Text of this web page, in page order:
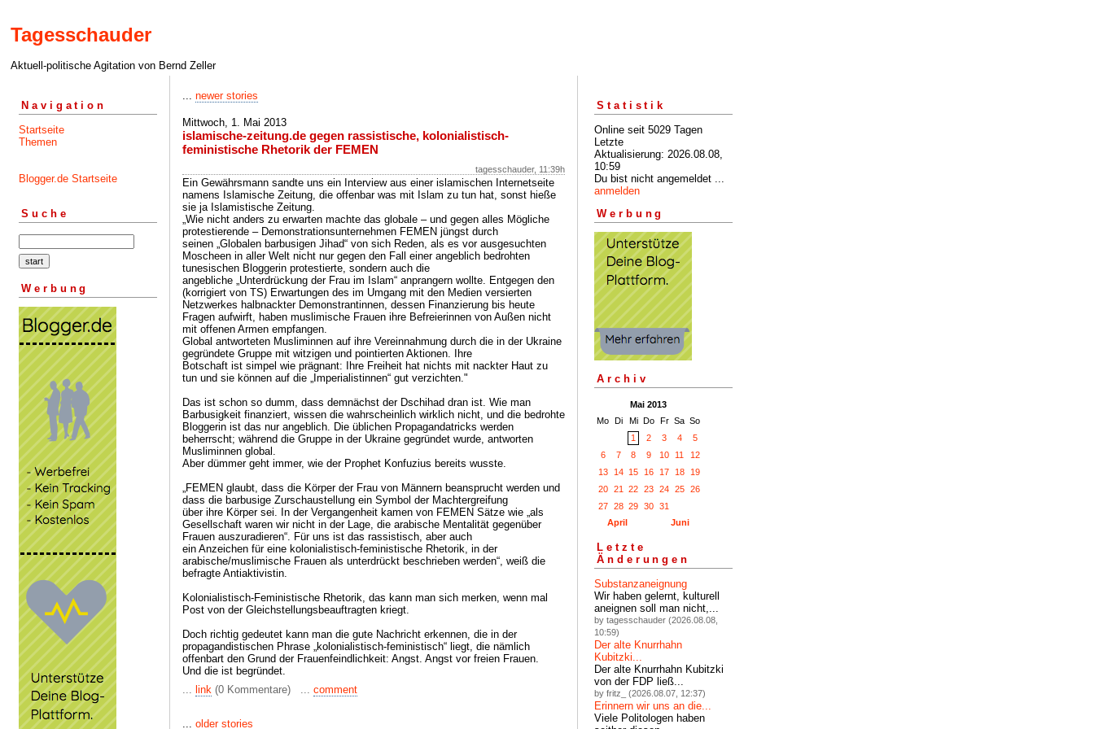
Tagesschauder
Aktuell-politische Agitation von Bernd Zeller
Navigation
Startseite
Themen
Blogger.de Startseite
Suche
Werbung
... newer stories
Mittwoch, 1. Mai 2013
islamische-zeitung.de gegen rassistische, kolonialistisch-
feministische Rhetorik der FEMEN
tagesschauder, 11:39h
Ein Gewährsmann sandte uns ein Interview aus einer islamischen Internetseite
namens Islamische Zeitung, die offenbar was mit Islam zu tun hat, sonst hieße
sie ja Islamistische Zeitung.
„Wie nicht anders zu erwarten machte das globale – und gegen alles Mögliche
protestierende – Demonstrationsunternehmen FEMEN jüngst durch
seinen „Globalen barbusigen Jihad“ von sich Reden, als es vor ausgesuchten
Moscheen in aller Welt nicht nur gegen den Fall einer angeblich bedrohten
tunesischen Bloggerin protestierte, sondern auch die
angebliche „Unterdrückung der Frau im Islam“ anprangern wollte. Entgegen den
(korrigiert von TS) Erwartungen des im Umgang mit den Medien versierten
Netzwerkes halbnackter Demonstrantinnen, dessen Finanzierung bis heute
Fragen aufwirft, haben muslimische Frauen ihre Befreierinnen von Außen nicht
mit offenen Armen empfangen.
Global antworteten Musliminnen auf ihre Vereinnahmung durch die in der Ukraine
gegründete Gruppe mit witzigen und pointierten Aktionen. Ihre
Botschaft ist simpel wie prägnant: Ihre Freiheit hat nichts mit nackter Haut zu
tun und sie können auf die „Imperialistinnen“ gut verzichten."
Das ist schon so dumm, dass demnächst der Dschihad dran ist. Wie man
Barbusigkeit finanziert, wissen die wahrscheinlich wirklich nicht, und die bedrohte
Bloggerin ist das nur angeblich. Die üblichen Propagandatricks werden
beherrscht; während die Gruppe in der Ukraine gegründet wurde, antworten
Musliminnen global.
Aber dümmer geht immer, wie der Prophet Konfuzius bereits wusste.
„FEMEN glaubt, dass die Körper der Frau von Männern beansprucht werden und
dass die barbusige Zurschaustellung ein Symbol der Machtergreifung
über ihre Körper sei. In der Vergangenheit kamen von FEMEN Sätze wie „als
Gesellschaft waren wir nicht in der Lage, die arabische Mentalität gegenüber
Frauen auszuradieren“. Für uns ist das rassistisch, aber auch
ein Anzeichen für eine kolonialistisch-feministische Rhetorik, in der
arabische/muslimische Frauen als unterdrückt beschrieben werden“, weiß die
befragte Antiaktivistin.
Kolonialistisch-Feministische Rhetorik, das kann man sich merken, wenn mal
Post von der Gleichstellungsbeauftragten kriegt.
Doch richtig gedeutet kann man die gute Nachricht erkennen, die in der
propagandistischen Phrase „kolonialistisch-feministisch“ liegt, die nämlich
offenbart den Grund der Frauenfeindlichkeit: Angst. Angst vor freien Frauen.
Und die ist begründet.
... link (0 Kommentare) ... comment
... older stories
Statistik
Online seit 5029 Tagen
Letzte
Aktualisierung: 2026.08.08,
10:59
Du bist nicht angemeldet ...
anmelden
Werbung
Archiv
Mai 2013
Mo Di Mi Do Fr Sa So
1
2 3 4
5
6
7 8 9 10 11
12
13
14 15 16 17 18
19
20
21 22 23 24 25
26
27
28 29 30 31
April
Juni
Letzte
Änderungen
Substanzaneignung
Wir haben gelernt, kulturell
aneignen soll man nicht,...
by tagesschauder (2026.08.08,
10:59)
Der alte Knurrhahn
Kubitzki...
Der alte Knurrhahn Kubitzki
von der FDP ließ...
by fritz_ (2026.08.07, 12:37)
Erinnern wir uns an die...
Viele Politologen haben